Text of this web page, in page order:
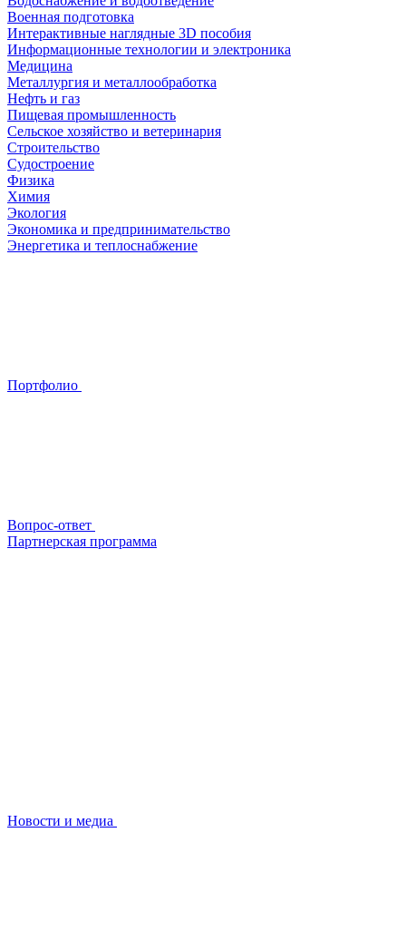
Военная подготовка
Интерактивные наглядные 3D пособия
Информационные технологии и электроника
Медицина
Металлургия и металлообработка
Нефть и газ
Пищевая промышленность
Сельское хозяйство и ветеринария
Строительство
Судостроение
Физика
Химия
Экология
Экономика и предпринимательство
Энергетика и теплоснабжение
Портфолио
Вопрос-ответ
Партнерская программа
Новости и медиа